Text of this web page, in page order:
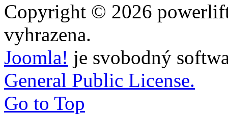
Copyright © 2026
vyhrazena.
Joomla! je svobodný
General Public License.
Go to Top